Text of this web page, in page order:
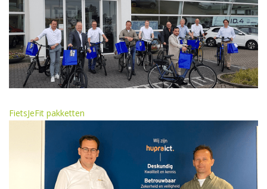
FietsJeFit pakketten